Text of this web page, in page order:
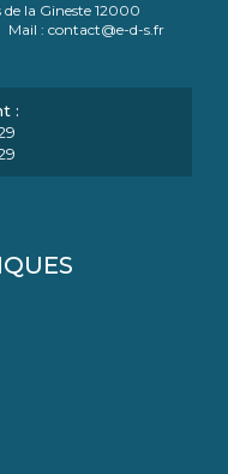
la Gineste 12000
: contact@e-d-s.fr